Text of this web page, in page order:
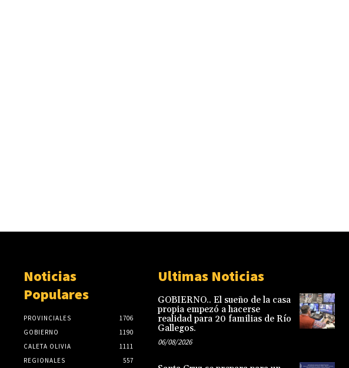
Noticias
Populares
PROVINCIALES
1706
GOBIERNO
1190
CALETA OLIVIA
1111
REGIONALES
557
Ultimas Noticias
GOBIERNO.. El sueño de la casa
propia empezó a hacerse
realidad para 20 familias de Río
Gallegos.
06/08/2026